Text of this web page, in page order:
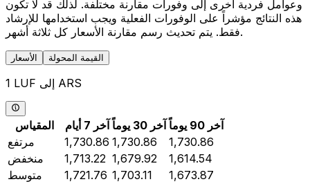
وعوامل فردية أخرى إلى وفورات مقارنة مختلفة. لذلك قد لا تكون
هذه النتائج مؤشراً على الوفورات الفعلية ويجب استخدامها للإرشاد
فقط. يتم تحديث رسم مقارنة الأسعار كل ثلاثة أشهر.
الأسعار القيمة المحولة
1 LUF إلى ARS
المقياس آخر 7 أيام آخر 30 يوماً
آخر 90 يوماً
مرتفع
1,730.86 1,730.86
1,730.86
منخفض
1,713.22 1,679.92
1,614.54
متوسط
1,721.76 1,703.11
1,673.87